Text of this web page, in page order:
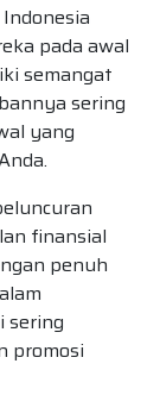
pada awal
semangat
sering
yang
finansial
penuh
sering
promosi